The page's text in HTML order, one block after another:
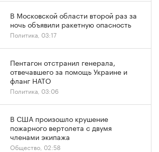
В Московской области второй раз за
ночь объявили ракетную опасность
Политика, 03:17
Пентагон отстранил генерала,
отвечавшего за помощь Украине и
фланг НАТО
Политика, 03:06
В США произошло крушение
пожарного вертолета с двумя
членами экипажа
Общество, 02:58